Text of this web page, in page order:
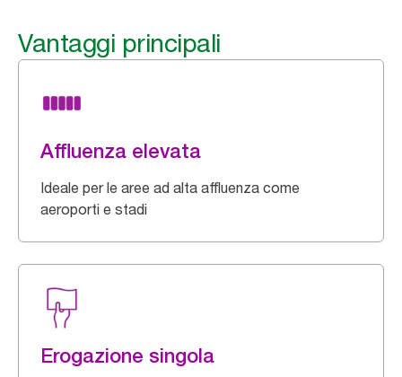
Vantaggi principali
Affluenza elevata
Ideale per le aree ad alta affluenza come
aeroporti e stadi
Erogazione singola